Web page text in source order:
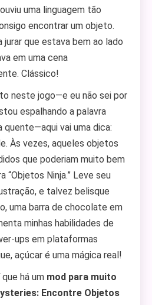
uma linguagem tão
encontrar um objeto.
jurar que estava bem ao lado
em uma cena
Clássico!
neste jogo—e eu não sei por
espalhando a palavra
vai uma dica:
Às vezes, aqueles objetos
que poderiam muito bem
“Objetos Ninja.” Leve seu
e talvez belisque
uma barra de chocolate em
minhas habilidades de
ups em plataformas
açúcar é uma mágica real!
há um mod para muito
Encontre Objetos